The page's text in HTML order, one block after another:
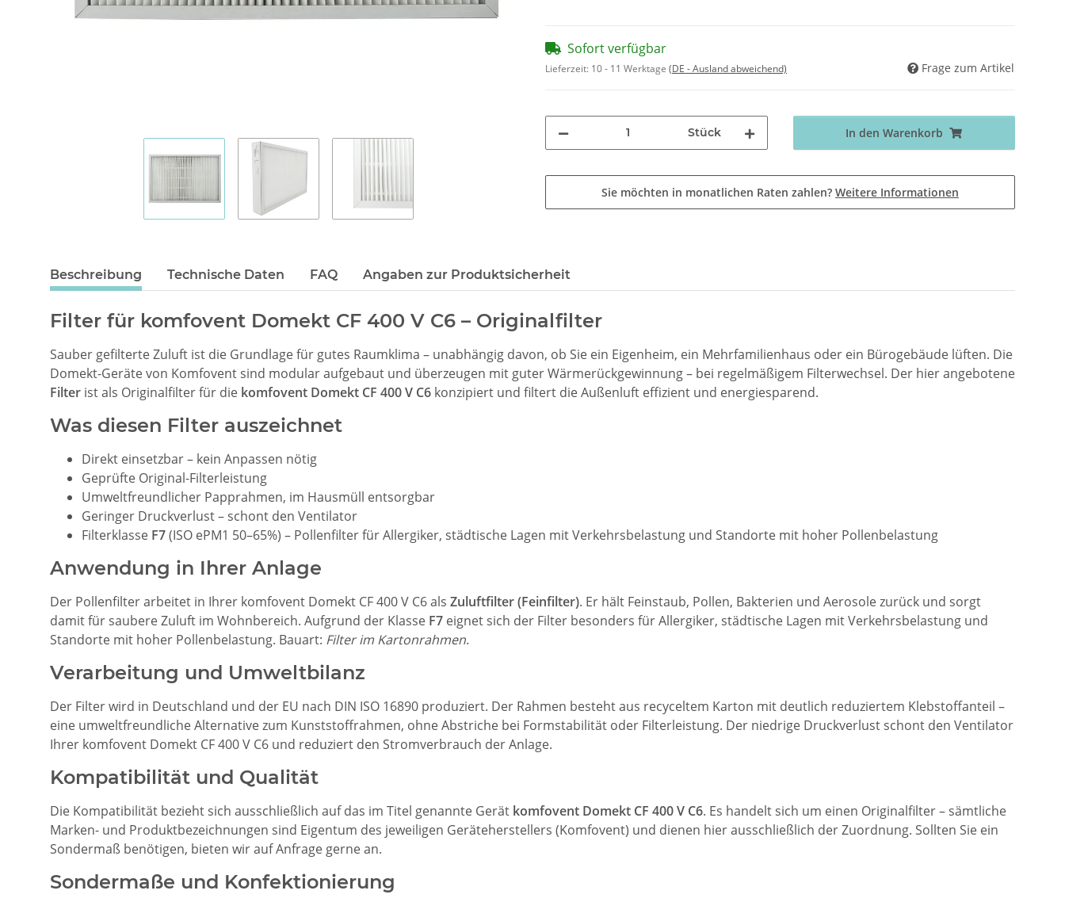
Sofort verfügbar
Lieferzeit: 10 - 11 Werktage (DE - Ausland abweichend) Frage zum Artikel
Stück In den Warenkorb
Sie möchten in monatlichen Raten zahlen? Weitere Informationen
Beschreibung Technische Daten FAQ Angaben zur Produktsicherheit
Filter für komfovent Domekt CF 400 V C6 – Originalfilter
Sauber gefilterte Zuluft ist die Grundlage für gutes Raumklima – unabhängig davon, ob Sie ein Eigenheim, ein Mehrfamilienhaus oder ein Bürogebäude lüften. Die
Domekt-Geräte von Komfovent sind modular aufgebaut und überzeugen mit guter Wärmerückgewinnung – bei regelmäßigem Filterwechsel. Der hier angebotene
Filter ist als Originalfilter für die komfovent Domekt CF 400 V C6 konzipiert und filtert die Außenluft effizient und energiesparend.
Was diesen Filter auszeichnet
Direkt einsetzbar – kein Anpassen nötig
Geprüfte Original-Filterleistung
Umweltfreundlicher Papprahmen, im Hausmüll entsorgbar
Geringer Druckverlust – schont den Ventilator
Filterklasse F7(ISO ePM1 50–65%) – Pollenfilter für Allergiker, städtische Lagen mit Verkehrsbelastung und Standorte mit hoher Pollenbelastung
Anwendung in Ihrer Anlage
Der Pollenfilter arbeitet in Ihrer komfovent Domekt CF 400 V C6 als Zuluftfilter (Feinfilter). Er hält Feinstaub, Pollen, Bakterien und Aerosole zurück und sorgt
damit für saubere Zuluft im Wohnbereich. Aufgrund der Klasse F7 eignet sich der Filter besonders für Allergiker, städtische Lagen mit Verkehrsbelastung und
Standorte mit hoher Pollenbelastung. Bauart: Filter im Kartonrahmen.
Verarbeitung und Umweltbilanz
Der Filter wird in Deutschland und der EU nach DIN ISO 16890 produziert. Der Rahmen besteht aus recyceltem Karton mit deutlich reduziertem Klebstoffanteil –
eine umweltfreundliche Alternative zum Kunststoffrahmen, ohne Abstriche bei Formstabilität oder Filterleistung. Der niedrige Druckverlust schont den Ventilator
Ihrer komfovent Domekt CF 400 V C6 und reduziert den Stromverbrauch der Anlage.
Kompatibilität und Qualität
Die Kompatibilität bezieht sich ausschließlich auf das im Titel genannte Gerät komfovent Domekt CF 400 V C6. Es handelt sich um einen Originalfilter – sämtliche
Marken- und Produktbezeichnungen sind Eigentum des jeweiligen Geräteherstellers (Komfovent) und dienen hier ausschließlich der Zuordnung. Sollten Sie ein
Sondermaß benötigen, bieten wir auf Anfrage gerne an.
Sondermaße und Konfektionierung